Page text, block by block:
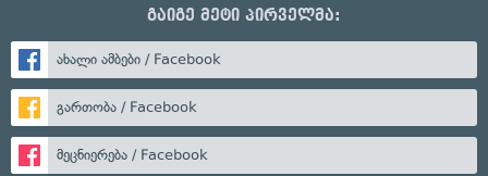
გაიგე მეტი პირველმა:
ახალი ამბები / Facebook
გართობა / Facebook
მეცნიერება / Facebook